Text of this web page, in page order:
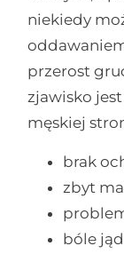
niekiedy
przerost
zjawisko
męskiej
brak
zbyt
bóle